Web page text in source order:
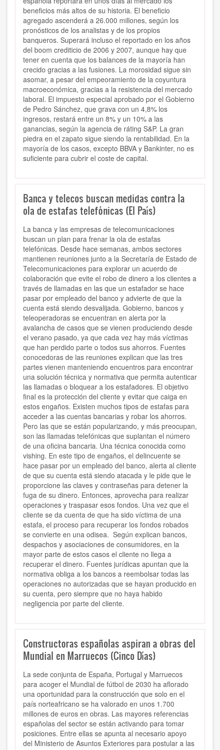
beneficios más altos de su historia. El beneficio
agregado ascenderá a 26.000 millones, según los
pronósticos de los analistas y de los propios
banqueros. Superará incluso el reportado en los años
del boom crediticio de 2006 y 2007, aunque hay que
tener en cuenta que los balances de la mayoría han
crecido gracias a las fusiones. La morosidad sigue sin
asomar, a pesar del empeoramiento de la coyuntura
macroeconómica, gracias a la resistencia del mercado
laboral. El impuesto especial aprobado por el Gobierno
de Pedro Sánchez, que grava con un 4,8% los
ingresos, restará entre un 8% y un 10% a las
ganancias, según la agencia de ráting S&P. La gran
piedra en el zapato sigue siendo la rentabilidad. En la
mayoría de los casos, excepto BBVA y Bankinter, no es
suficiente para cubrir el coste de capital.
Banca y telecos buscan medidas contra la
ola de estafas telefónicas (El País)
La banca y las empresas de telecomunicaciones
buscan un plan para frenar la ola de estafas
telefónicas. Desde hace semanas, ambos sectores
mantienen reuniones junto a la Secretaría de Estado de
Telecomunicaciones para explorar un acuerdo de
colaboración que evite el robo de dinero a los clientes a
través de llamadas en las que un estafador se hace
pasar por empleado del banco y advierte de que la
cuenta está siendo desvalijada. Gobierno, bancos y
teleoperadoras se encuentran en alerta por la
avalancha de casos que se vienen produciendo desde
el verano pasado, ya que cada vez hay más víctimas
que han perdido parte o todos sus ahorros. Fuentes
conocedoras de las reuniones explican que las tres
partes vienen manteniendo encuentros para encontrar
una solución técnica y normativa que permita autenticar
las llamadas o bloquear a los estafadores. El objetivo
final es la protección del cliente y evitar que caiga en
estos engaños. Existen muchos tipos de estafas para
acceder a las cuentas bancarias y robar los ahorros.
Pero las que se están popularizando, y más preocupan,
son las llamadas telefónicas que suplantan el número
de una oficina bancaria. Una técnica conocida como
vishing. En este tipo de engaños, el delincuente se
hace pasar por un empleado del banco, alerta al cliente
de que su cuenta está siendo atacada y le pide que le
proporcione las claves y contraseñas para detener la
fuga de su dinero. Entonces, aprovecha para realizar
operaciones y traspasar esos fondos. Una vez que el
cliente se da cuenta de que ha sido víctima de una
estafa, el proceso para recuperar los fondos robados
se convierte en una odisea. Según explican bancos,
despachos y asociaciones de consumidores, en la
mayor parte de estos casos el cliente no llega a
recuperar el dinero. Fuentes jurídicas apuntan que la
normativa obliga a los bancos a reembolsar todas las
operaciones no autorizadas que se hayan producido en
su cuenta, pero siempre que no haya habido
negligencia por parte del cliente.
Constructoras españolas aspiran a obras del
Mundial en Marruecos (Cinco Días)
La sede conjunta de España, Portugal y Marruecos
para acoger el Mundial de fútbol de 2030 ha aflorado
una oportunidad para la construcción que solo en el
país norteafricano se ha valorado en unos 1.700
millones de euros en obras. Las mayores referencias
españolas del sector se están activando para tomar
posiciones. Entre ellas se apunta al necesario apoyo
del Ministerio de Asuntos Exteriores para postular a las